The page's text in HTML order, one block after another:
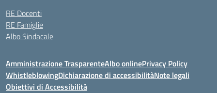
RE Docenti
RE Famiglie
Albo Sindacale
Amministrazione TrasparenteAlbo onlinePrivacy Policy
WhistleblowingDichiarazione di accessibilitàNote legali
Obiettivi di Accessibilità